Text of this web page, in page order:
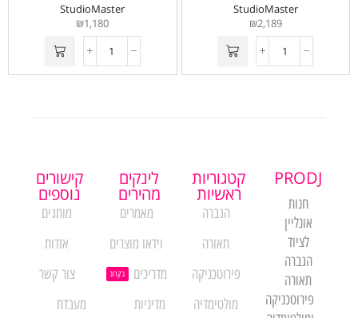
StudioMaster
₪2,189
StudioMaster
₪1,180
PRODJ
חנות
אונליין
לציוד
הגברה
תאורה
פירוטכניקה
קטגוריות
ראשיות
הגברה
תאורה
פירוטכניקה
מולטימדיה
לינקים
מהירים
מאמרים
וידאו מוצרים
מדריכים
בקרוב
מדיניות
קישורים
נוספים
מותגים
אודות
צור קשר
מעבדת